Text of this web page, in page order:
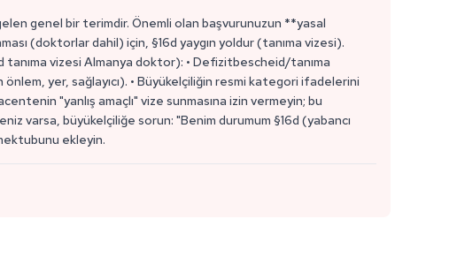
genel bir terimdir. Önemli olan başvurunuzun **yasal
(doktorlar dahil) için, §16d yaygın yoldur (tanıma vizesi).
tanıma vizesi Almanya doktor): • Defizitbescheid/tanıma
yer, sağlayıcı). • Büyükelçiliğin resmi kategori ifadelerini
"yanlış amaçlı" vize sunmasına izin vermeyin; bu
varsa, büyükelçiliğe sorun: "Benim durumum §16d (yabancı
ekleyin.